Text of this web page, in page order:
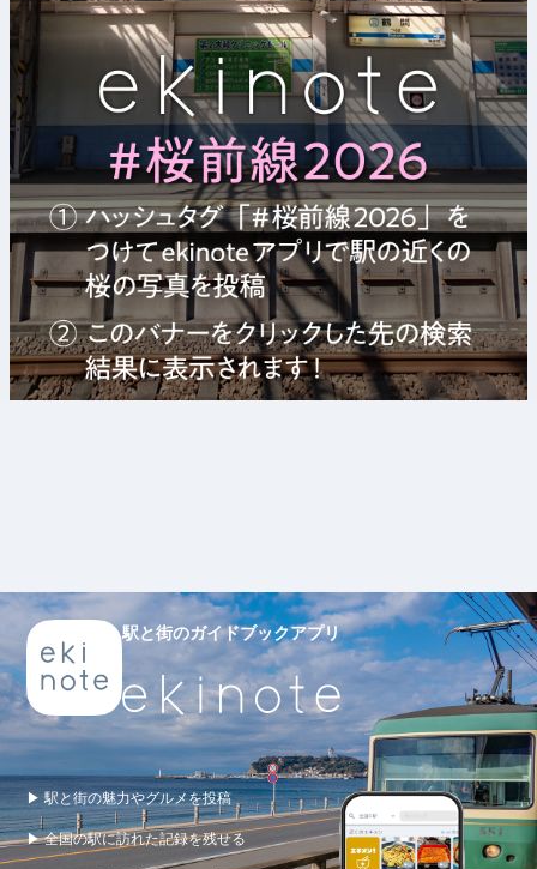
駅と街のガイドブックアプリ
▶ 駅と街の魅力やグルメを投稿
▶ 全国の駅に訪れた記録を残せる